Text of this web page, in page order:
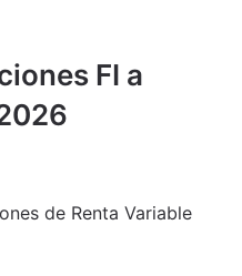
FI a
de Renta Variable